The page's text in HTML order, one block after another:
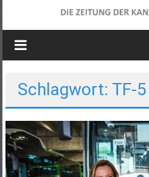
Wochenblatt
die
Kanarischen
Inseln
Schlagwort: TF-5